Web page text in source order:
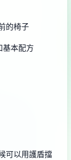
的椅子
基本配方
可以用護盾擋